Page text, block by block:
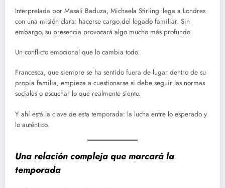
Interpretada por Masali Baduza, Michaela Stirling llega a Londres
con una misión clara: hacerse cargo del legado familiar. Sin
embargo, su presencia provocará algo mucho más profundo.
Un conflicto emocional que lo cambia todo.
Francesca, que siempre se ha sentido fuera de lugar dentro de su
propia familia, empieza a cuestionarse si debe seguir las normas
sociales o escuchar lo que realmente siente.
Y ahí está la clave de esta temporada: la lucha entre lo esperado y
lo auténtico.
Una relación compleja que marcará la
temporada